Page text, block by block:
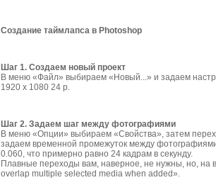
Создание таймлапса в Photoshop
Шаг 1. Создаем новый проект
В меню «Файл» выбираем «Новый...» и задаем
1920 x 1080 24 p.
Шаг 2. Задаем шаг между фотографиями
В меню «Опции» выбираем «Свойства», затем
задаем временной промежуток между
0.060, что примерно равно 24 кадрам в секунду.
Плавные переходы вам, наверное, не нужны, но, на
overlap multiple selected media when added».